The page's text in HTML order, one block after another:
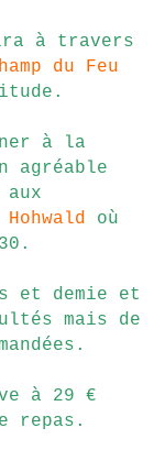
à travers
du Feu
à la
agréable
Hohwald où
et demie et
mais de
à 29 €
repas.